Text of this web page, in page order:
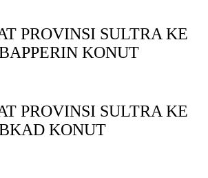
PROVINSI SULTRA KE
KONUT
PROVINSI SULTRA KE
KONUT